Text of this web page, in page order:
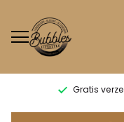
Gratis